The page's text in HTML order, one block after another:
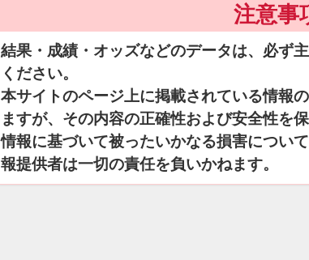
注意事
結果・成績・オッズなどのデータは、必ず
ください。
本サイトのページ上に掲載されている情報
ますが、その内容の正確性および安全性を
情報に基づいて被ったいかなる損害につい
報提供者は一切の責任を負いかねます。